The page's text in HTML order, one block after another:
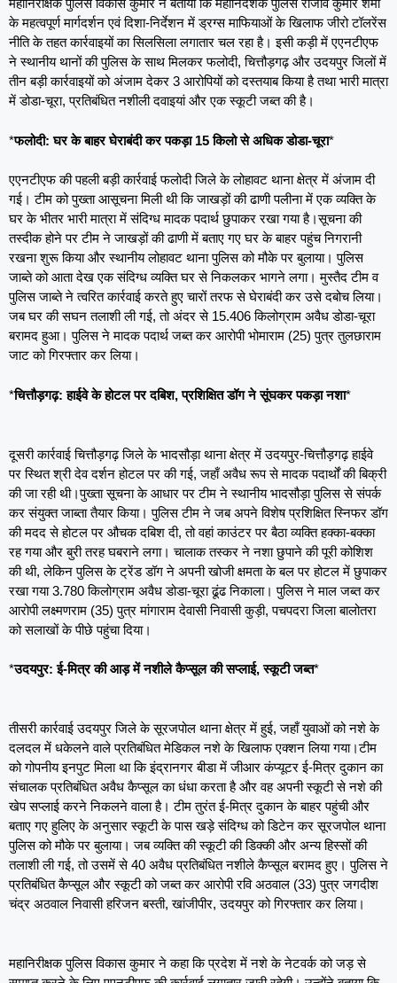
महानिरीक्षक पुलिस विकास कुमार ने बताया कि महानिदेशक पुलिस राजीव कुमार शर्मा
के महत्वपूर्ण मार्गदर्शन एवं दिशा-निर्देशन में ड्रग्स माफियाओं के खिलाफ जीरो टॉलरेंस
नीति के तहत कार्रवाइयों का सिलसिला लगातार चल रहा है। इसी कड़ी में एएनटीएफ
ने स्थानीय थानों की पुलिस के साथ मिलकर फलोदी, चित्तौड़गढ़ और उदयपुर जिलों में
तीन बड़ी कार्रवाइयों को अंजाम देकर 3 आरोपियों को दस्तयाब किया है तथा भारी मात्रा
में डोडा-चूरा, प्रतिबंधित नशीली दवाइयां और एक स्कूटी जब्त की है।
*फलोदी: घर के बाहर घेराबंदी कर पकड़ा 15 किलो से अधिक डोडा-चूरा*
एएनटीएफ की पहली बड़ी कार्रवाई फलोदी जिले के लोहावट थाना क्षेत्र में अंजाम दी
गई। टीम को पुख्ता आसूचना मिली थी कि जाखड़ों की ढाणी पलीना में एक व्यक्ति के
घर के भीतर भारी मात्रा में संदिग्ध मादक पदार्थ छुपाकर रखा गया है।सूचना की
तस्दीक होने पर टीम ने जाखड़ों की ढाणी में बताए गए घर के बाहर पहुंच निगरानी
रखना शुरू किया और स्थानीय लोहावट थाना पुलिस को मौके पर बुलाया। पुलिस
जाब्ते को आता देख एक संदिग्ध व्यक्ति घर से निकलकर भागने लगा। मुस्तैद टीम व
पुलिस जाब्ते ने त्वरित कार्रवाई करते हुए चारों तरफ से घेराबंदी कर उसे दबोच लिया।
जब घर की सघन तलाशी ली गई, तो अंदर से 15.406 किलोग्राम अवैध डोडा-चूरा
बरामद हुआ। पुलिस ने मादक पदार्थ जब्त कर आरोपी भोमाराम (25) पुत्र तुलछाराम
जाट को गिरफ्तार कर लिया।
*चित्तौड़गढ़: हाईवे के होटल पर दबिश, प्रशिक्षित डॉग ने सूंघकर पकड़ा नशा*
दूसरी कार्रवाई चित्तौड़गढ़ जिले के भादसौड़ा थाना क्षेत्र में उदयपुर-चित्तौड़गढ़ हाईवे
पर स्थित श्री देव दर्शन होटल पर की गई, जहाँ अवैध रूप से मादक पदार्थों की बिक्री
की जा रही थी।पुख्ता सूचना के आधार पर टीम ने स्थानीय भादसौड़ा पुलिस से संपर्क
कर संयुक्त जाब्ता तैयार किया। पुलिस टीम ने जब अपने विशेष प्रशिक्षित स्निफर डॉग
की मदद से होटल पर औचक दबिश दी, तो वहां काउंटर पर बैठा व्यक्ति हक्का-बक्का
रह गया और बुरी तरह घबराने लगा। चालाक तस्कर ने नशा छुपाने की पूरी कोशिश
की थी, लेकिन पुलिस के ट्रेंड डॉग ने अपनी खोजी क्षमता के बल पर होटल में छुपाकर
रखा गया 3.780 किलोग्राम अवैध डोडा-चूरा ढूंढ निकाला। पुलिस ने माल जब्त कर
आरोपी लक्ष्मणराम (35) पुत्र मांगाराम देवासी निवासी कुड़ी, पचपदरा जिला बालोतरा
को सलाखों के पीछे पहुंचा दिया।
*उदयपुर: ई-मित्र की आड़ में नशीले कैप्सूल की सप्लाई, स्कूटी जब्त*
तीसरी कार्रवाई उदयपुर जिले के सूरजपोल थाना क्षेत्र में हुई, जहाँ युवाओं को नशे के
दलदल में धकेलने वाले प्रतिबंधित मेडिकल नशे के खिलाफ एक्शन लिया गया।टीम
को गोपनीय इनपुट मिला था कि इंद्रानगर बीडा में जीआर कंप्यूटर ई-मित्र दुकान का
संचालक प्रतिबंधित अवैध कैप्सूल का धंधा करता है और वह अपनी स्कूटी से नशे की
खेप सप्लाई करने निकलने वाला है। टीम तुरंत ई-मित्र दुकान के बाहर पहुंची और
बताए गए हुलिए के अनुसार स्कूटी के पास खड़े संदिग्ध को डिटेन कर सूरजपोल थाना
पुलिस को मौके पर बुलाया। जब व्यक्ति की स्कूटी की डिक्की और अन्य हिस्सों की
तलाशी ली गई, तो उसमें से 40 अवैध प्रतिबंधित नशीले कैप्सूल बरामद हुए। पुलिस ने
प्रतिबंधित कैप्सूल और स्कूटी को जब्त कर आरोपी रवि अठवाल (33) पुत्र जगदीश
चंद्र अठवाल निवासी हरिजन बस्ती, खांजीपीर, उदयपुर को गिरफ्तार कर लिया।
महानिरीक्षक पुलिस विकास कुमार ने कहा कि प्रदेश में नशे के नेटवर्क को जड़ से